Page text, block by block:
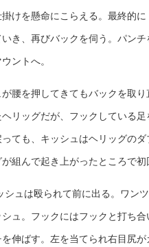
けを懸命にこらえる。最終的に
き、再びバックを伺う。パン
ントへ。
腰を押してきてもバックを取り
リッグだが、フックしている
ても、キッシュはヘリッグの
組んで起き上がったところで初
ュは殴られて前に出る。ワン
ュ。フックにはフックと打ち
伸ばす。左を当てられ右目尻が